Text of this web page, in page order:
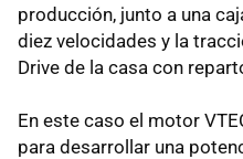
producción, junto a una
diez velocidades y la
Drive de la casa con
En este caso el motor
para desarrollar una